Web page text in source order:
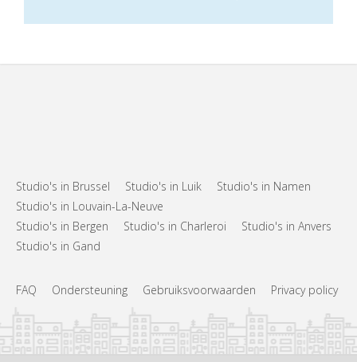
Studio's in Brussel Studio's in Luik
Studio's in Namen
Studio's in Louvain-La-Neuve
Studio's in Bergen
Studio's in Charleroi
Studio's in Anvers
Studio's in Gand
FAQ Ondersteuning Gebruiksvoorwaarden Privacy policy